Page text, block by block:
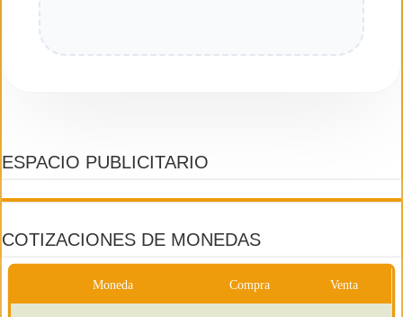
ESPACIO PUBLICITARIO
COTIZACIONES DE MONEDAS
Moneda Compra Venta